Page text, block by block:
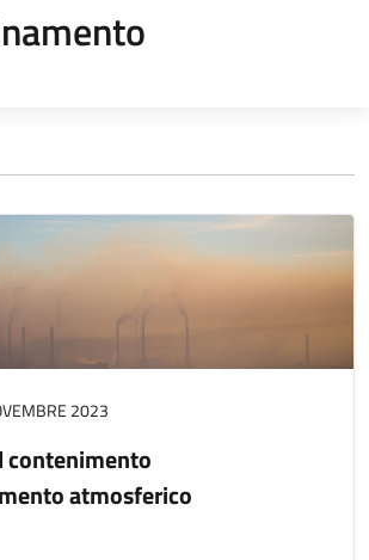
2023
contenimento
atmosferico